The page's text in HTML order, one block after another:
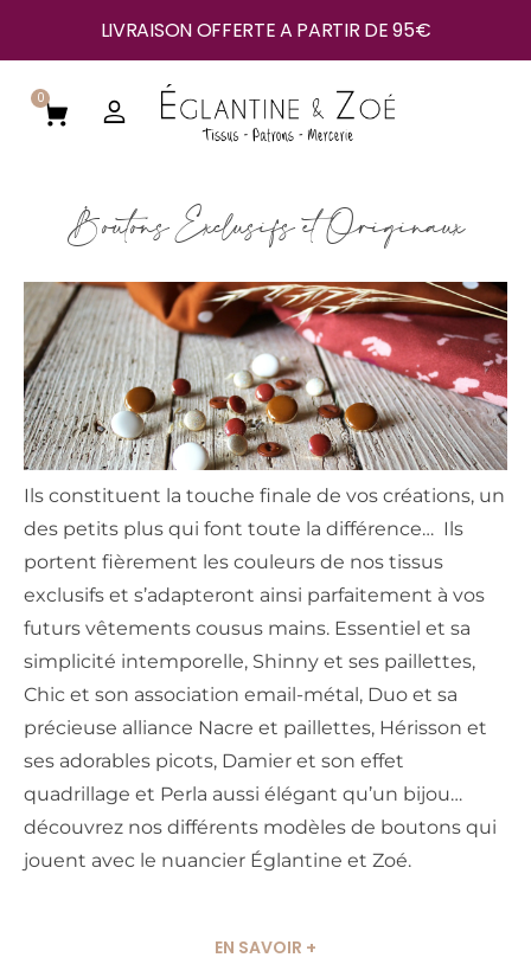
LIVRAISON OFFERTE A PARTIR DE 95€
0
Boutons Exclusifs et Originaux
Ils constituent la touche finale de vos créations, un
des petits plus qui font toute la différence… Ils
portent fièrement les couleurs de nos tissus
exclusifs et s’adapteront ainsi parfaitement à vos
futurs vêtements cousus mains. Essentiel et sa
simplicité intemporelle, Shinny et ses paillettes,
Chic et son association email-métal, Duo et sa
précieuse alliance Nacre et paillettes, Hérisson et
ses adorables picots, Damier et son effet
quadrillage et Perla aussi élégant qu’un bijou…
découvrez nos différents modèles de boutons qui
jouent avec le nuancier Églantine et Zoé.
EN SAVOIR +